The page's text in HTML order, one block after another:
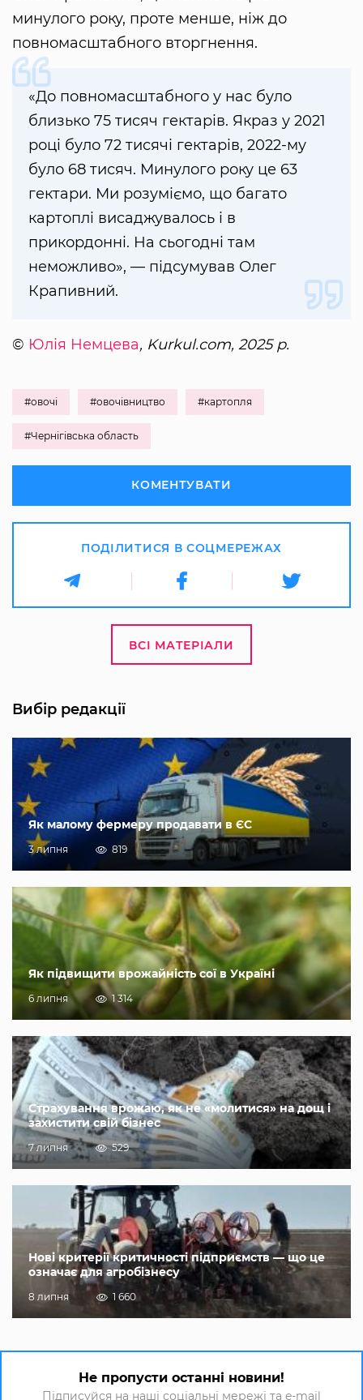
минулого року, проте менше, ніж до
повномасштабного вторгнення.
«До повномасштабного у нас було
близько 75 тисяч гектарів. Якраз у 2021
році було 72 тисячі гектарів, 2022-му
було 68 тисяч. Минулого року це 63
гектари. Ми розуміємо, що багато
картоплі висаджувалось і в
прикордонні. На сьогодні там
неможливо», — підсумував Олег
Крапивний.
© Юлія Немцева, Kurkul.com, 2025 р.
#овочі #овочівництво #картопля
#Чернігівська область
КОМЕНТУВАТИ
ПОДІЛИТИСЯ В СОЦМЕРЕЖАХ
ВСІ МАТЕРІАЛИ
Вибір редакції
Як малому фермеру продавати в ЄС
3 липня 819
Як підвищити врожайність сої в Україні
6 липня 1 314
Страхування врожаю, як не «молитися» на дощ і
захистити свій бізнес
7 липня 529
Нові критерії критичності підприємств — що це
означає для агробізнесу
8 липня 1 660
Не пропусти останні новини!
Підписуйся на наші соціальні мережі та e-mail